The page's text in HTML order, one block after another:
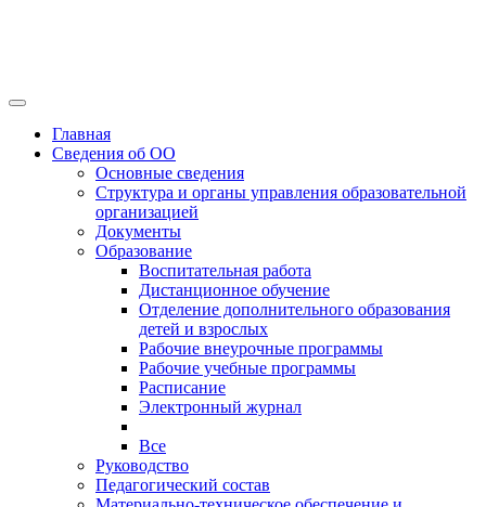
Главная
Сведения об ОО
Основные сведения
Структура и органы управления образовательной
организацией
Документы
Образование
Воспитательная работа
Дистанционное обучение
Отделение дополнительного образования
детей и взрослых
Рабочие внеурочные программы
Рабочие учебные программы
Расписание
Электронный журнал
Все
Руководство
Педагогический состав